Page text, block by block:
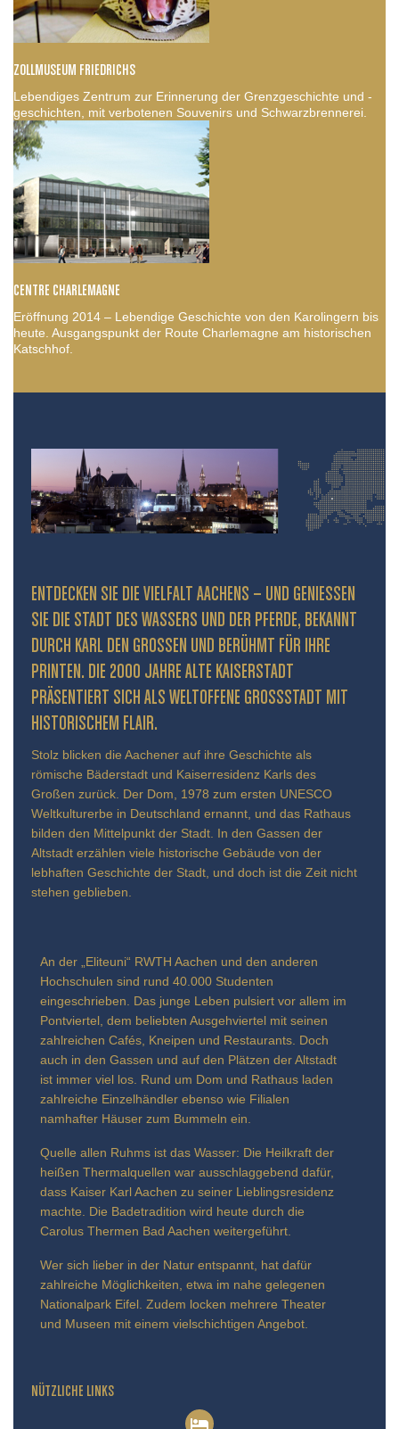
ZOLLMUSEUM FRIEDRICHS
Lebendiges Zentrum zur Erinnerung der Grenzgeschichte und -
geschichten, mit verbotenen Souvenirs und Schwarzbrennerei.
CENTRE CHARLEMAGNE
Eröffnung 2014 – Lebendige Geschichte von den Karolingern bis
heute. Ausgangspunkt der Route Charlemagne am historischen
Katschhof.
ENTDECKEN SIE DIE VIELFALT AACHENS – UND GENIESSEN S
IE DIE STADT DES WASSERS UND DER PFERDE, BEKANNT D
URCH KARL DEN GROSSEN UND BERÜHMT FÜR IHRE PR
INTEN. DIE 2000 JAHRE ALTE KAISERSTADT PR
ÄSENTIERT SICH ALS WELTOFFENE GROSSSTADT MIT HIS
TORISCHEM FLAIR.
Stolz blicken die Aachener auf ihre Geschichte als
römische Bäderstadt und Kaiserresidenz Karls des
Großen zurück. Der Dom, 1978 zum ersten UNESCO
Weltkulturerbe in Deutschland ernannt, und das Rathaus
bilden den Mittelpunkt der Stadt. In den Gassen der
Altstadt erzählen viele historische Gebäude von der
lebhaften Geschichte der Stadt, und doch ist die Zeit nicht
stehen geblieben.
An der „Eliteuni“ RWTH Aachen und den anderen
Hochschulen sind rund 40.000 Studenten
eingeschrieben. Das junge Leben pulsiert vor allem im
Pontviertel, dem beliebten Ausgehviertel mit seinen
zahlreichen Cafés, Kneipen und Restaurants. Doch
auch in den Gassen und auf den Plätzen der Altstadt
ist immer viel los. Rund um Dom und Rathaus laden
zahlreiche Einzelhändler ebenso wie Filialen
namhafter Häuser zum Bummeln ein.
Quelle allen Ruhms ist das Wasser: Die Heilkraft der
heißen Thermalquellen war ausschlaggebend dafür,
dass Kaiser Karl Aachen zu seiner Lieblingsresidenz
machte. Die Badetradition wird heute durch die
Carolus Thermen Bad Aachen weitergeführt.
Wer sich lieber in der Natur entspannt, hat dafür
zahlreiche Möglichkeiten, etwa im nahe gelegenen
Nationalpark Eifel. Zudem locken mehrere Theater
und Museen mit einem vielschichtigen Angebot.
NÜTZLICHE LINKS